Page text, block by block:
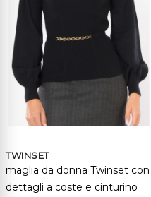
TWINSET
maglia da donna Twinset con
dettagli a coste e cinturino